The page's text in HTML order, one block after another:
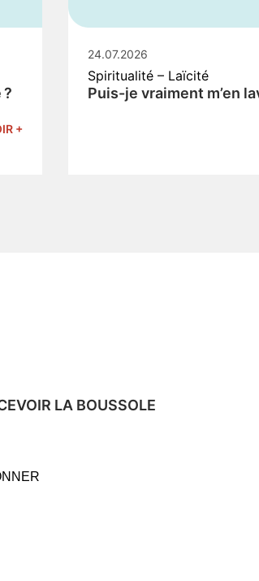
+
24.07.2026
Spiritualité – Laïcité
Puis-je vraiment m’en
LA BOUSSOLE